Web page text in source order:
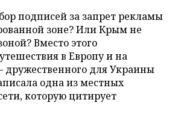
подписей за запрет рекламы
зоне? Или Крым не
Вместо этого
в Европу и на
дружественного для Украины
одна из местных
которую цитирует